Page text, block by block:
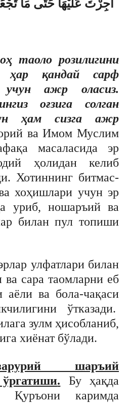
أُجِرْتَ عَلَيْهَا حَتَّى مَا
таоло розилигини
ҳар қандай сарф
учун ажр оласиз.
оғзига солган
ҳам сизга ажр
ва Имом Муслим
масаласида эр
ҳолидан келиб
Хотиннинг битмас-
хоҳишлари учун эр
уриб, ношаръий ва
билан пул топиши
улфатлари билан
сара таомларни еб
аёли ва бола-чақаси
ўтказади.
зулм ҳисобланиб,
хиёнат бўлади.
шаръий
. Бу ҳақда
Қуръони каримда